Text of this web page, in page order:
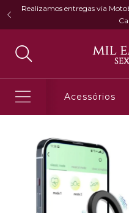
Realizamos entregas via
Acessórios